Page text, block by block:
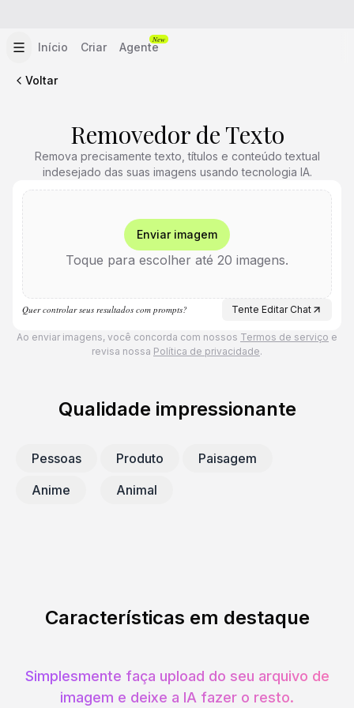
Início Criar Agente
New
Voltar
Removedor de Texto
Remova precisamente texto, títulos e conteúdo textual
indesejado das suas imagens usando tecnologia IA.
Enviar imagem
Toque para escolher até 20 imagens.
Quer controlar seus resultados com prompts? Tente Editar Chat
Ao enviar imagens, você concorda com nossos Termos de serviço e
revisa nossa Política de privacidade.
Qualidade impressionante
Pessoas
Anime
Produto
Animal
Paisagem
Características em destaque
Simplesmente faça upload do seu arquivo de
imagem e deixe a IA fazer o resto.